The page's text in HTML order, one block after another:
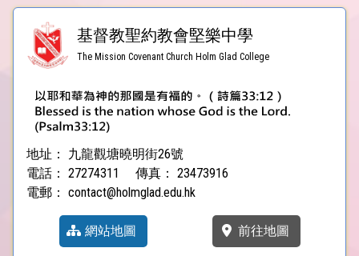
基督教聖約教會堅樂中學
The Mission Covenant Church Holm Glad College
地址：
九龍觀塘曉明街26號
電話： 27274311 傳真： 23473916
電郵： contact@holmglad.edu.hk
網站地圖 前往地圖